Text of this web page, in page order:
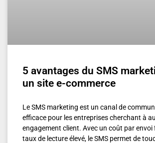
5 avantages du SMS
un site e-commerce
Le SMS marketing est un canal de
efficace pour les entreprises cherchant à
engagement client. Avec un coût par envoi
taux de lecture élevé, le SMS permet de